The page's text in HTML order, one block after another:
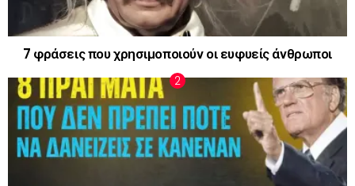
7 φράσεις που χρησιμοποιούν οι ευφυείς άνθρωποι